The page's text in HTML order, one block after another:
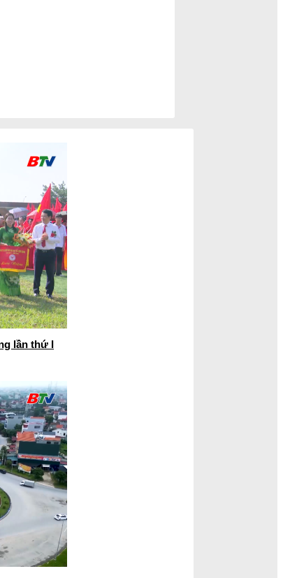
lần thứ I